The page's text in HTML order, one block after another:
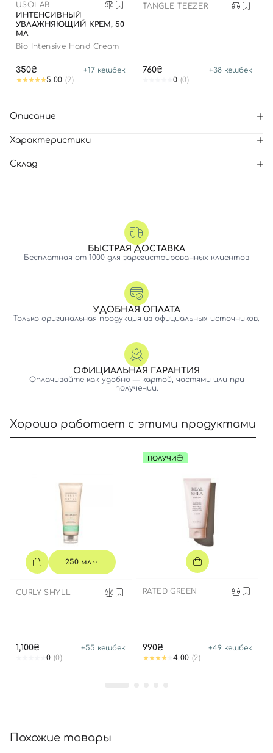
USOLAB
ИНТЕНСИВНЫЙ
УВЛАЖНЯЮЩИЙ КРЕМ, 50
МЛ
Bio Intensive Hand Cream
350₴ +17 кешбек
5.00 (2)
TANGLE TEEZER
760₴ +38 кешбек
0 (0)
Описание
Характеристики
Склад
БЫСТРАЯ ДОСТАВКА
Бесплатная от 1000 для зарегистрированных клиентов
УДОБНАЯ ОПЛАТА
Только оригинальная продукция из официальных источников.
ОФИЦИАЛЬНАЯ ГАРАНТИЯ
Оплачивайте как удобно — картой, частями или при
получении.
Хорошо работает с этими продуктами
250 мл
CURLY SHYLL
1,100₴ +55 кешбек
0 (0)
ПОЛУЧИ
RATED GREEN
990₴ +49 кешбек
4.00 (2)
Похожие товары